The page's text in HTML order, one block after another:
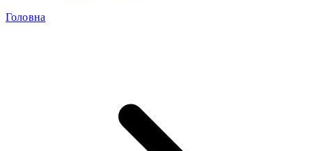
Головна